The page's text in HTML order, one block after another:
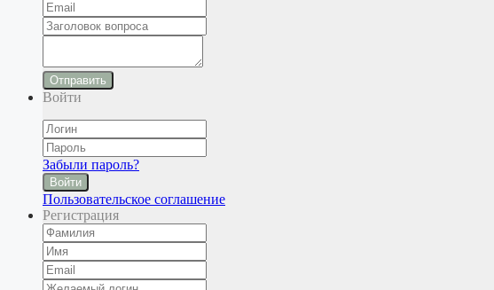
Отправить
Войти
Забыли пароль?
Войти
Пользовательское соглашение
Регистрация